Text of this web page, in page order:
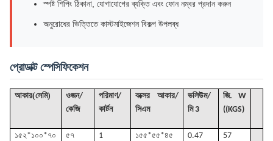
স্পষ্ট শিপিং ঠিকানা, যোগাযোগের ব্যক্তি এবং ফোন নম্বর প্রদান করুন
অনুরোধের ভিত্তিতে কাস্টমাইজেশন বিকল্প উপলব্ধ
প্রোডাক্ট স্পেসিফিকেশন
আকার(সেমি)
ওজন/
কেজি
পরিমাণ/
কার্টন
বক্সের আকার/
সিএম
ভলিউম/
মি 3
জি. W
((KGS)
১৫২*১০০*৭০
৫৭
1
১৫৫*৫৫*৪৫
0.47 57